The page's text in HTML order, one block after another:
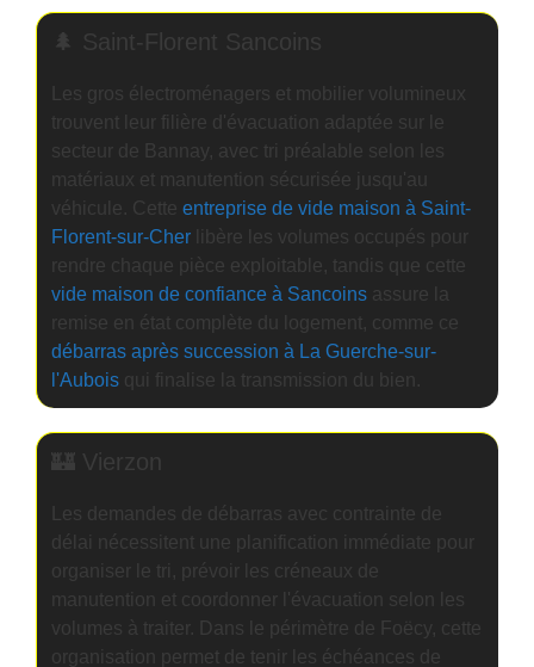
🌲 Saint-Florent Sancoins
Les gros électroménagers et mobilier volumineux
trouvent leur filière d'évacuation adaptée sur le
secteur de Bannay, avec tri préalable selon les
matériaux et manutention sécurisée jusqu'au
véhicule. Cette entreprise de vide maison à Saint-
Florent-sur-Cherlibère les volumes occupés pour
rendre chaque pièce exploitable, tandis que cette
vide maison de confiance à Sancoinsassure la
remise en état complète du logement, comme ce
débarras après succession à La Guerche-sur-
l'Auboisqui finalise la transmission du bien.
🏰 Vierzon
Les demandes de débarras avec contrainte de
délai nécessitent une planification immédiate pour
organiser le tri, prévoir les créneaux de
manutention et coordonner l'évacuation selon les
volumes à traiter. Dans le périmètre de Foëcy, cette
organisation permet de tenir les échéances de